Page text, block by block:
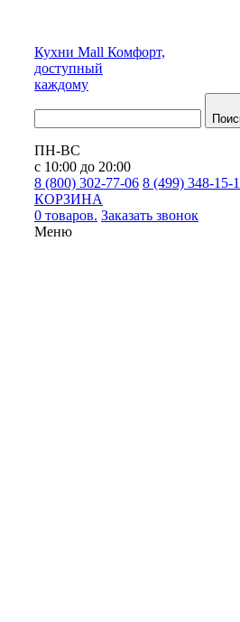
Кухни Mall Комфорт,
доступный
каждому
ПН-ВС
с 10:00 до 20:00
8 (800) 302-77-06 8 (499) 348-15-
КОРЗИНА
0 товаров. Заказать звонок
Меню